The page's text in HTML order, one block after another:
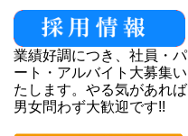
業績好調につき、社員・パ
ート・アルバイト大募集い
たします。やる気があれば
男女問わず大歓迎です!!